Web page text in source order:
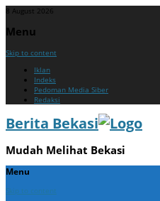
8 August 2026
Menu
Skip to content
Iklan
Indeks
Pedoman Media Siber
Redaksi
Berita Bekasi
Mudah Melihat Bekasi
Menu
Skip to content